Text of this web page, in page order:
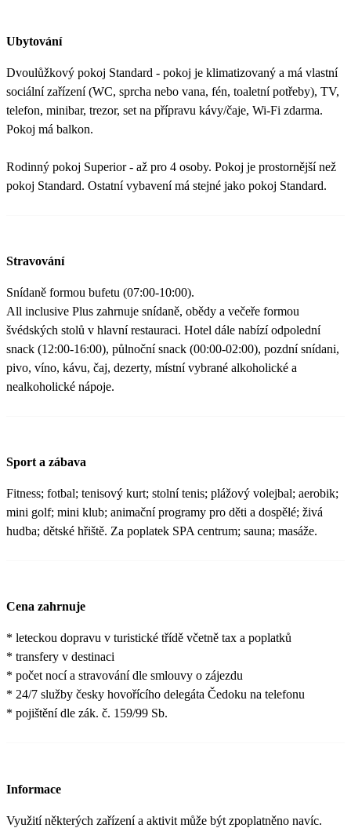
Ubytování
Dvoulůžkový pokoj Standard - pokoj je klimatizovaný a má vlastní
sociální zařízení (WC, sprcha nebo vana, fén, toaletní potřeby), TV,
telefon, minibar, trezor, set na přípravu kávy/čaje, Wi-Fi zdarma.
Pokoj má balkon.
Rodinný pokoj Superior - až pro 4 osoby. Pokoj je prostornější než
pokoj Standard. Ostatní vybavení má stejné jako pokoj Standard.
Stravování
Snídaně formou bufetu (07:00-10:00).
All inclusive Plus zahrnuje snídaně, obědy a večeře formou
švédských stolů v hlavní restauraci. Hotel dále nabízí odpolední
snack (12:00-16:00), půlnoční snack (00:00-02:00), pozdní snídani,
pivo, víno, kávu, čaj, dezerty, místní vybrané alkoholické a
nealkoholické nápoje.
Sport a zábava
Fitness; fotbal; tenisový kurt; stolní tenis; plážový volejbal; aerobik;
mini golf; mini klub; animační programy pro děti a dospělé; živá
hudba; dětské hřiště. Za poplatek SPA centrum; sauna; masáže.
Cena zahrnuje
* leteckou dopravu v turistické třídě včetně tax a poplatků
* transfery v destinaci
* počet nocí a stravování dle smlouvy o zájezdu
* 24/7 služby česky hovořícího delegáta Čedoku na telefonu
* pojištění dle zák. č. 159/99 Sb.
Informace
Využití některých zařízení a aktivit může být zpoplatněno navíc.